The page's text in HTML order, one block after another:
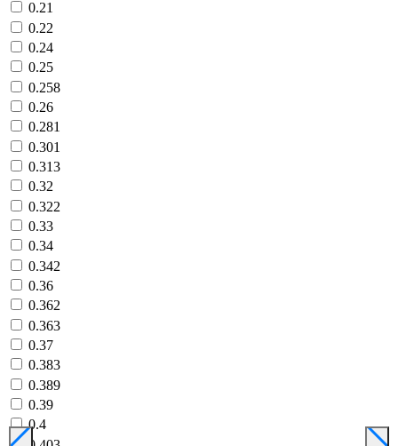
0.21
0.22
0.24
0.25
0.258
0.26
0.281
0.301
0.313
0.32
0.322
0.33
0.34
0.342
0.36
0.362
0.363
0.37
0.383
0.389
0.39
0.4